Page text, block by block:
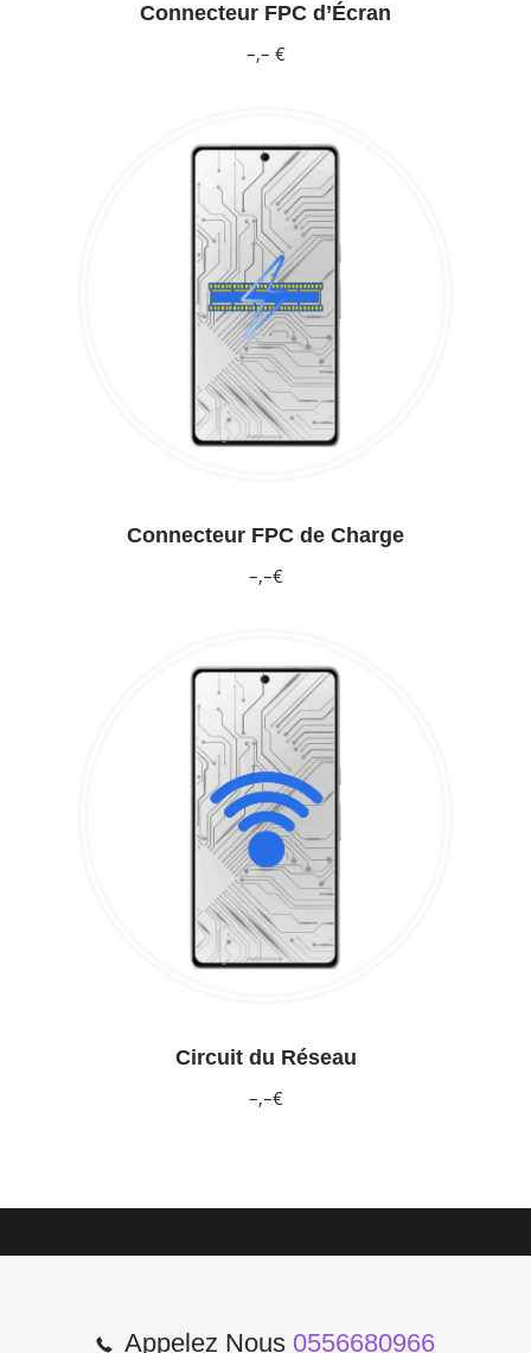
Connecteur FPC d’Écran
–,– €
Connecteur FPC de Charge
–,–€
Circuit du Réseau
–,–€
Appelez Nous 0556680966